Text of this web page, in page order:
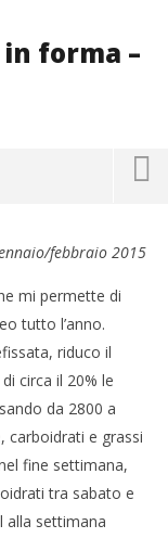
in forma –
febbraio 2015
mi permette di
tutto l’anno.
riduco il
circa il 20% le
da 2800 a
carboidrati e grassi
fine settimana,
tra sabato e
alla settimana